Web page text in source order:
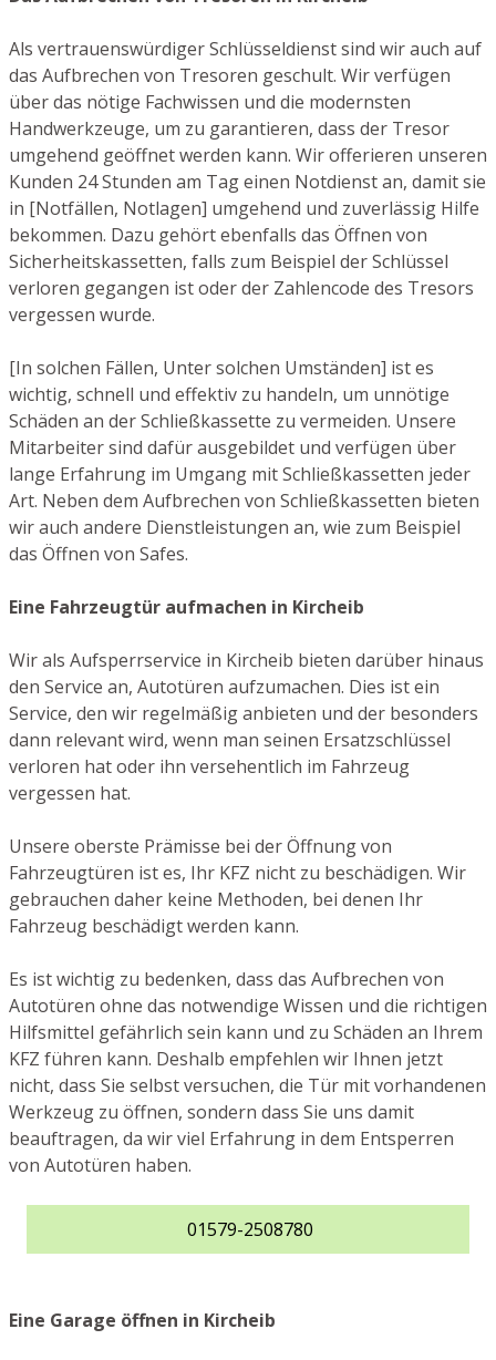
Als vertrauenswürdiger Schlüsseldienst sind wir auch auf
das Aufbrechen von Tresoren geschult. Wir verfügen
über das nötige Fachwissen und die modernsten
Handwerkzeuge, um zu garantieren, dass der Tresor
umgehend geöffnet werden kann. Wir offerieren unseren
Kunden 24 Stunden am Tag einen Notdienst an, damit sie
in [Notfällen, Notlagen] umgehend und zuverlässig Hilfe
bekommen. Dazu gehört ebenfalls das Öffnen von
Sicherheitskassetten, falls zum Beispiel der Schlüssel
verloren gegangen ist oder der Zahlencode des Tresors
vergessen wurde.
[In solchen Fällen, Unter solchen Umständen] ist es
wichtig, schnell und effektiv zu handeln, um unnötige
Schäden an der Schließkassette zu vermeiden. Unsere
Mitarbeiter sind dafür ausgebildet und verfügen über
lange Erfahrung im Umgang mit Schließkassetten jeder
Art. Neben dem Aufbrechen von Schließkassetten bieten
wir auch andere Dienstleistungen an, wie zum Beispiel
das Öffnen von Safes.
Eine Fahrzeugtür aufmachen in Kircheib
Wir als Aufsperrservice in Kircheib bieten darüber hinaus
den Service an, Autotüren aufzumachen. Dies ist ein
Service, den wir regelmäßig anbieten und der besonders
dann relevant wird, wenn man seinen Ersatzschlüssel
verloren hat oder ihn versehentlich im Fahrzeug
vergessen hat.
Unsere oberste Prämisse bei der Öffnung von
Fahrzeugtüren ist es, Ihr KFZ nicht zu beschädigen. Wir
gebrauchen daher keine Methoden, bei denen Ihr
Fahrzeug beschädigt werden kann.
Es ist wichtig zu bedenken, dass das Aufbrechen von
Autotüren ohne das notwendige Wissen und die richtigen
Hilfsmittel gefährlich sein kann und zu Schäden an Ihrem
KFZ führen kann. Deshalb empfehlen wir Ihnen jetzt
nicht, dass Sie selbst versuchen, die Tür mit vorhandenen
Werkzeug zu öffnen, sondern dass Sie uns damit
beauftragen, da wir viel Erfahrung in dem Entsperren
von Autotüren haben.
01579-2508780
Eine Garage öffnen in Kircheib